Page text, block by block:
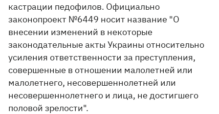
кастрации педофилов. Официально
законопроект №6449 носит название "О
внесении изменений в некоторые
законодательные акты Украины относительно
усиления ответственности за преступления,
совершенные в отношении малолетней или
малолетнего, несовершеннолетней или
несовершеннолетнего и лица, не достигшего
половой зрелости".